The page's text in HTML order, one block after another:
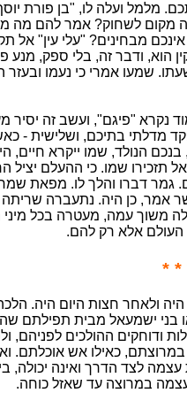
מלמל ועלה לו, "בן פורת
מה מקום לשחוק? אמר להם מה
מבחינים? "עלי עין" אל
הוא, ודבר זה, בלי ספק, מנע
שמעו אמרי כי נעמו ובעזר
נקרא "פיגם", ועשב זה יסיר
מדלתי בתיכם, ושלישית -
הנולד, שמו ייקרא חיים,
תזכירו שמו. כי ההעלם יציל
גמר דברו והלך לו. מפאת
אמר, כן היה. נתעברה
משוך עמה, מעטרה בכל מיני
אלא רק להם.
* *
ולאחר חצות היום היה.
בני ישמעאל מבית תפילתם
ודוחקים ההולכים לפניהם,
כאילו אש אוכלתם.
לצד הדרך ואינה יכולה,
במרוצה עד שאזל כוחה.